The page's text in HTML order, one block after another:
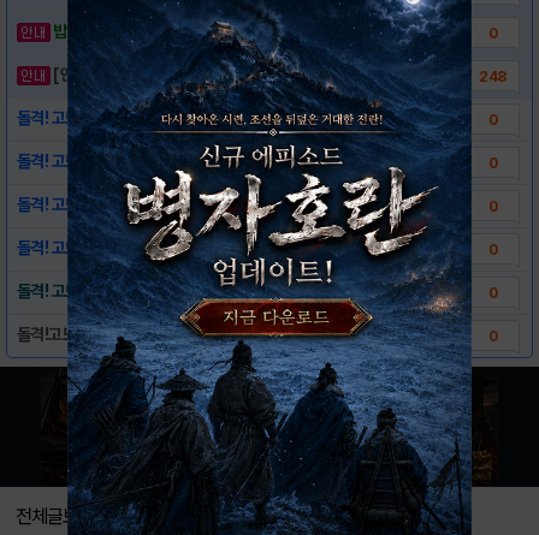
밥알이의 헝앱통신 ⑲ “밥알이, 드디어 멀티를.. 0
[안내] 헝그리앱 필수 상식! 밥알 획득 안내.. 248
돌격! 고모라 파이터즈 게임소개! 0
돌격! 고모라 파이터즈 스크린샷! 0
돌격! 고모라 파이터즈 리그배틀 시스템 0
돌격! 고모라 파이터즈 큐브배틀 시스템 0
돌격! 고모라 파이터즈 다운로드 링크 0
돌격!고모라 파이터즈 출시기념 개발사 대국민 .. 0
전체글보기